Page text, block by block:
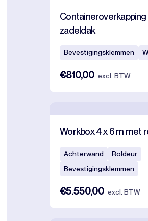
Containeroverkapping
zadeldak
Bevestigingsklemmen
€810,00 excl. BTW
Workbox 4 x 6 m met
Achterwand
Roldeur
Bevestigingsklemmen
€5.550,00 excl. BTW